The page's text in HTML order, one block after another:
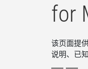
for
该页面提
说明、已